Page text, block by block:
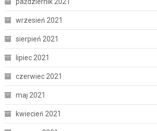
wrzesień 2021
sierpień 2021
lipiec 2021
czerwiec 2021
maj 2021
kwiecień 2021